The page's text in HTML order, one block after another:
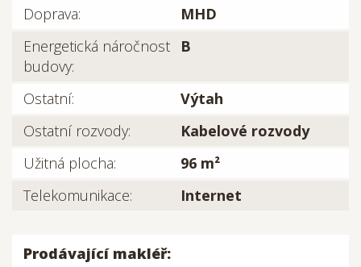
Doprava:
MHD
Energetická náročnost
budovy:
B
Ostatní:
Výtah
Ostatní rozvody:
Kabelové rozvody
Užitná plocha:
96 m²
Telekomunikace:
Internet
Prodávající makléř: